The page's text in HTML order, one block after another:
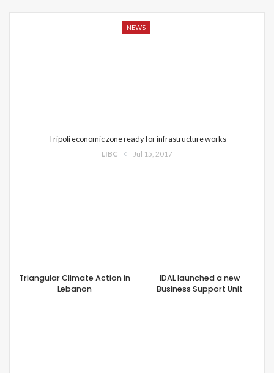
NEWS
Tripoli economic zone ready for infrastructure works
LIBC Jul 15, 2017
Triangular Climate Action in
Lebanon
IDAL launched a new
Business Support Unit